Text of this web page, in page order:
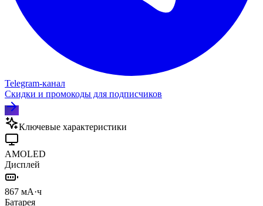
Telegram‑канал
Скидки и промокоды для подписчиков
Ключевые характеристики
AMOLED
Дисплей
867 мА·ч
Батарея